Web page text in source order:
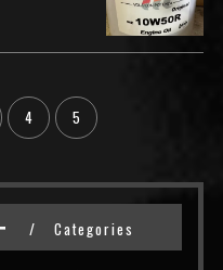
4 5
Categories